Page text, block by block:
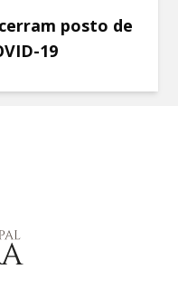
posto de
19